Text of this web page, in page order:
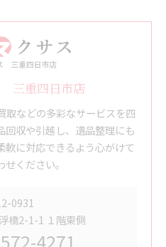
三重四日市店
取などの多彩なサービスを四
回収や引越し、遺品整理にも
軟に対応できるよう心がけて
ください。
0931
橋2-1-1 １階東側
4271